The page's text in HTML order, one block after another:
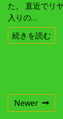
た。 直近でリ
入りの…
続きを読む
投
Newer